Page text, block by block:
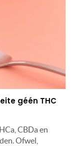
géén THC
CBDa en
Ofwel,